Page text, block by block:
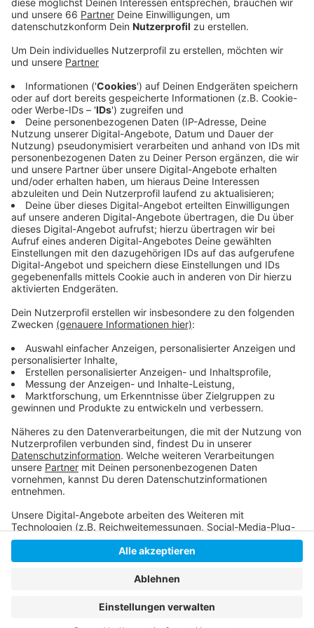
Anzeige
Der 29jährige war gegen Schalke zu Beginn der
zweiten Hälfte ausgewechselt worden. Sobottka wird
damit auf unbestimmte Zeit ausfallen. Die Fortuna
spielt am kommenden Samstag (2. Dezember 2023)
auswärts in Nürnberg. Auch dieses Spiel übertragen wir
von Antenne Düsseldorf live.
Anzeige
Weitere Infos und Links zum Thema:
Anzeige
Die Meldung der Fortuna
Unsere Meldung zum Sieg gegen Schalke 04
Anzeige